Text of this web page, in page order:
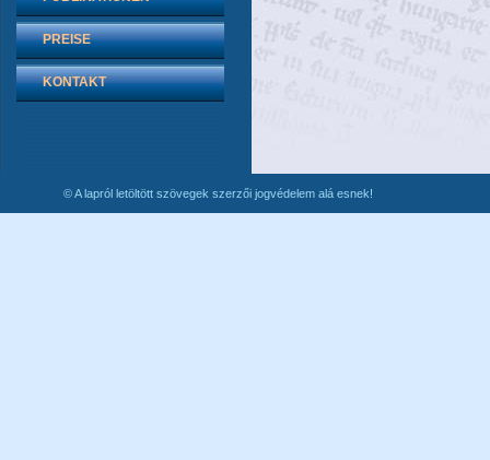
PREISE
KONTAKT
© A lapról letöltött szövegek szerzői jogvédelem alá esnek!